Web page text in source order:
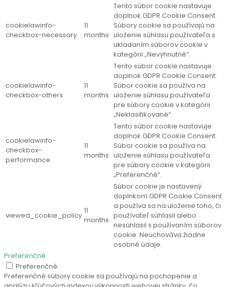
cookielawinfo-
checkbox-necessary
11
months
Tento súbor cookie nastavuje
doplnok GDPR Cookie Consent.
Súbory cookie sa používajú na
uloženie súhlasu používateľa s
ukladaním súborov cookie v
kategórii „Nevyhnutné“.
cookielawinfo-
checkbox-others
11
months
Tento súbor cookie nastavuje
doplnok GDPR Cookie Consent.
Súbor cookie sa používa na
uloženie súhlasu používateľa
pre súbory cookie v kategórii
„Neklasifikované“.
cookielawinfo-
checkbox-
performance
11
months
Tento súbor cookie nastavuje
doplnok GDPR Cookie Consent.
Súbor cookie sa používa na
uloženie súhlasu používateľa
pre súbory cookie v kategórii
„Preferenčné“.
viewed_cookie_policy
11
months
Súbor cookie je nastavený
doplnkom GDPR Cookie Consent
a používa sa na uloženie toho, či
používateľ súhlasil alebo
nesúhlasil s používaním súborov
cookie. Neuchováva žiadne
osobné údaje.
Preferenčné
Preferenčné
Preferenčné súbory cookie sa používajú na pochopenie a